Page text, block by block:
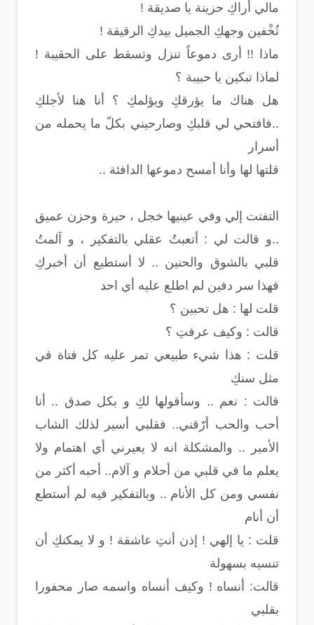
مالي أراكِ حزينة يا صديقة !
تُخْفين وجهكِ الجميل بيدكِ الرقيقة !
ماذا !! أرى دموعاً تنزل وتسقط على الحقيبة !
لماذا تبكين يا حبيبة ؟
هل هناك ما يؤرقكِ ويؤلمكِ ؟ أنا هنا لأجلكِ
..فافتحي لي قلبكِ وصارحيني بكلّ ما يحمله من
أسرار
قلتها لها وأنا أمسح دموعها الدافئة ..
التفتت إلي وفي عينيها خجل ، حيرة وحزن عميق
..و قالت لي : أتعبتُ عقلي بالتفكير ، و آلمتُ
قلبي بالشوق والحنين .. لا أستطيع أن أخبركِ
فهذا سر دفين لم اطلع عليه أي احد
قلت لها : هل تحبين ؟
قالت : وكيف عرفتِ ؟
قلت : هذا شيء طبيعي تمر عليه كل فتاة في
مثل سنكِ
قالت : نعم .. وسأقولها لكِ و بكل صدق .. أنا
أحب والحب أرّقني.. فقلبي أسير لذلك الشاب
الأمير .. والمشكلة انه لا يعيرني أي اهتمام ولا
يعلم ما في قلبي من أحلام و آلام.. أحبه أكثر من
نفسي ومن كل الأنام .. وبالتفكير فيه لم أستطع
أن أنام
قلت : يا إلهي ! إذن أنتِ عاشقة ! و لا يمكنكِ أن
تنسيه بسهولة
قالت: أنساه ! وكيف أنساه واسمه صار محفورا
بقلبي